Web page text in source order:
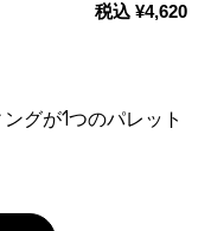
税込 ¥4,620
グが1つのパレット